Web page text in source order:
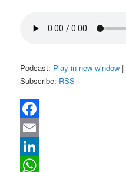
Podcast: Play in new window |
Subscribe: RSS
Facebook
Email
LinkedIn